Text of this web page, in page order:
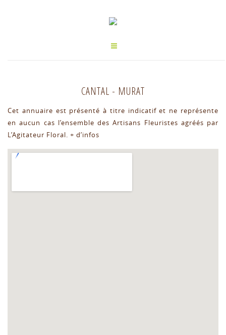
CANTAL - MURAT
Cet annuaire est présenté à titre indicatif et ne représente
en aucun cas l’ensemble des Artisans Fleuristes agréés par
L’Agitateur Floral. + d’infos